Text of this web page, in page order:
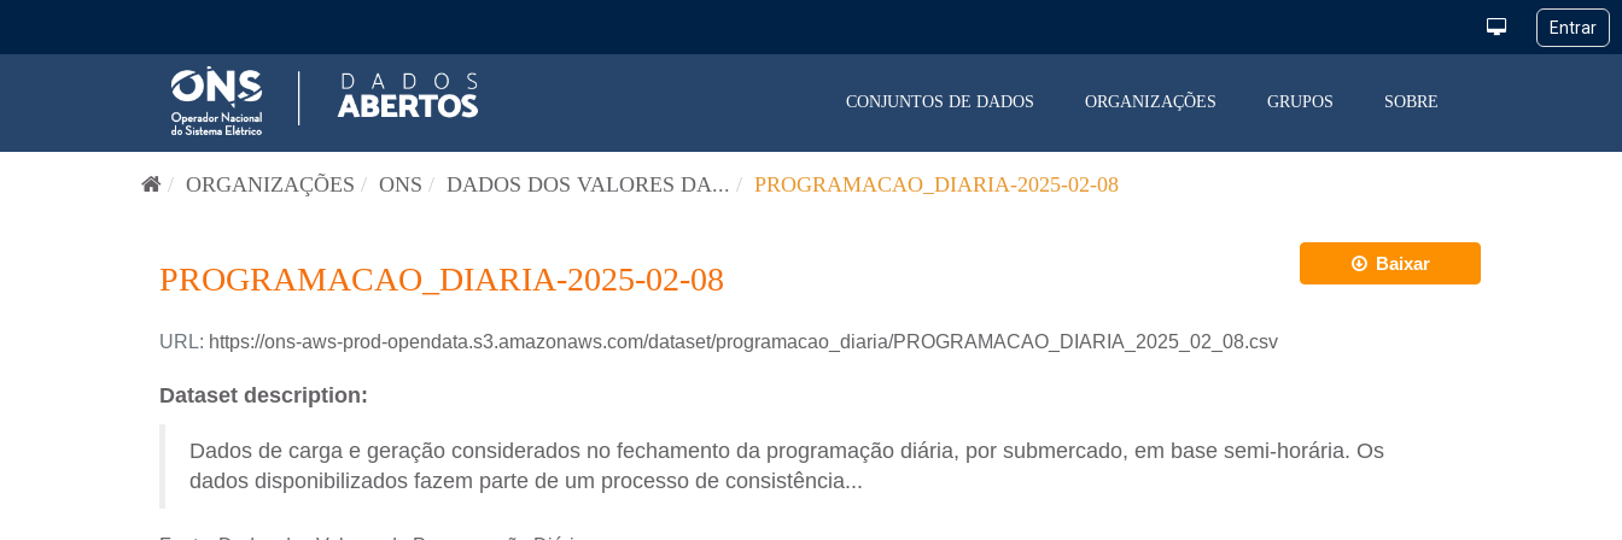
CONJUNTOS DE DADOS ORGANIZAÇÕES GRUPOS SOBRE
ORGANIZAÇÕES ONS DADOS DOS VALORES DA... PROGRAMACAO_DIARIA-2025-02-08
Baixar
PROGRAMACAO_DIARIA-2025-02-08
URL: https://ons-aws-prod-opendata.s3.amazonaws.com/dataset/programacao_diaria/PROGRAMACAO_DIARIA_2025_02_08.csv
Dataset description:
Dados de carga e geração considerados no fechamento da programação diária, por submercado, em base semi-horária. Os
dados disponibilizados fazem parte de um processo de consistência...